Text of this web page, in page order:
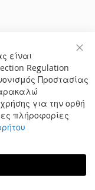
είναι
Regulation
Προστασίας
για την ορθή
πλήροφορίες